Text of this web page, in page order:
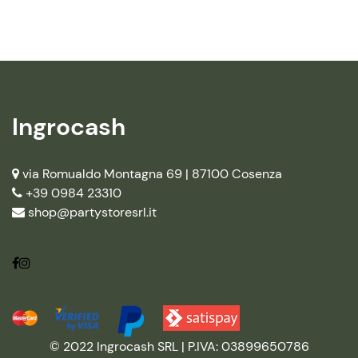
Ingrocash
via Romualdo Montagna 69 | 87100 Cosenza
+39 0984 23310
shop@partystoresrl.it
© 2022 Ingrocash SRL | P.IVA: 03899650786